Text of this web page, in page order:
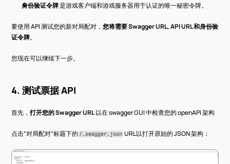
身份验证令牌 是游戏客户端和游戏服务器用于认证的唯一秘密令牌。
要使用 API 测试您的新对局配对，您将需要 Swagger URL, API URL 和身份验
证令牌。
您现在可以继续下一步。
4. 测试票据 API
首先，打开您的 Swagger URL 以在 swagger GUI 中检查您的 openAPI 架构
点击“对局配对”标题下的 /…swagger.json URL以打开原始的 JSON 架构：